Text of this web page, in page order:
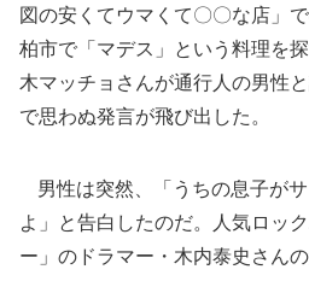
図の安くてウマくて〇〇な店」
柏市で「マデス」という料理を
木マッチョさんが通行人の男性
で思わぬ発言が飛び出した。
男性は突然、「うちの息子が
よ」と告白したのだ。人気ロッ
ー」のドラマー・木内泰史さんの